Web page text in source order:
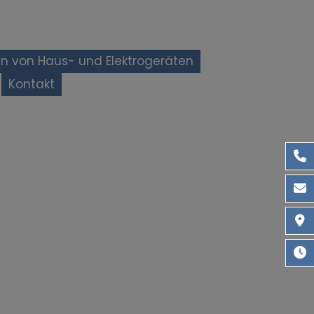
von Haus- und Elektrogeräten
Kontakt